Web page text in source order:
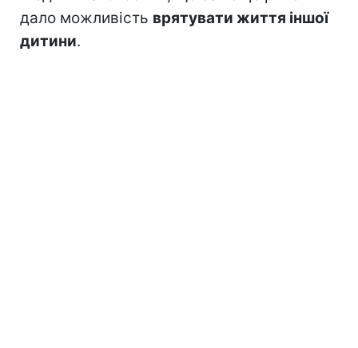
дало можливість врятувати життя іншої
дитини.